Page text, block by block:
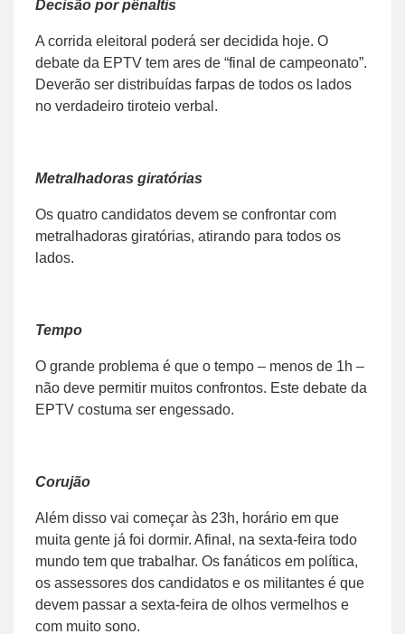
Decisão por pênaltis
A corrida eleitoral poderá ser decidida hoje. O
debate da EPTV tem ares de “final de campeonato”.
Deverão ser distribuídas farpas de todos os lados
no verdadeiro tiroteio verbal.
Metralhadoras giratórias
Os quatro candidatos devem se confrontar com
metralhadoras giratórias, atirando para todos os
lados.
Tempo
O grande problema é que o tempo – menos de 1h –
não deve permitir muitos confrontos. Este debate da
EPTV costuma ser engessado.
Corujão
Além disso vai começar às 23h, horário em que
muita gente já foi dormir. Afinal, na sexta-feira todo
mundo tem que trabalhar. Os fanáticos em política,
os assessores dos candidatos e os militantes é que
devem passar a sexta-feira de olhos vermelhos e
com muito sono.